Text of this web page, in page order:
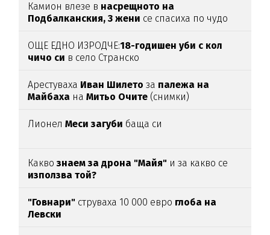
Камион влезе в насрещното на
Подбалканския, 3 жени се спасиха по чудо
ОЩЕ ЕДНО ИЗРОДЧЕ:18-годишен уби с кол
чичо си в село Странско
Арестуваха Иван Шилетоза палежа на
Майбаха наМитьо Очите (снимки)
Лионел Меси загуби баща си
Каквознаем за дрона "Майя" и за какво се
използва той?
"Говнари" струваха 10 000 евро глоба на
Левски